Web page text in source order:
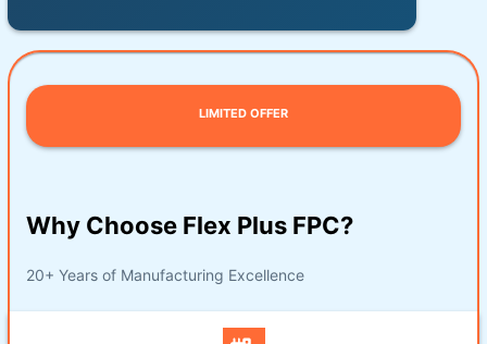
LIMITED OFFER
Why Choose Flex Plus FPC?
20+ Years of Manufacturing Excellence